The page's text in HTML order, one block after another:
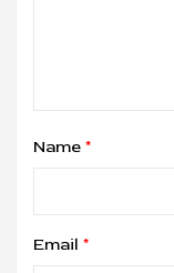
Name *
Email *